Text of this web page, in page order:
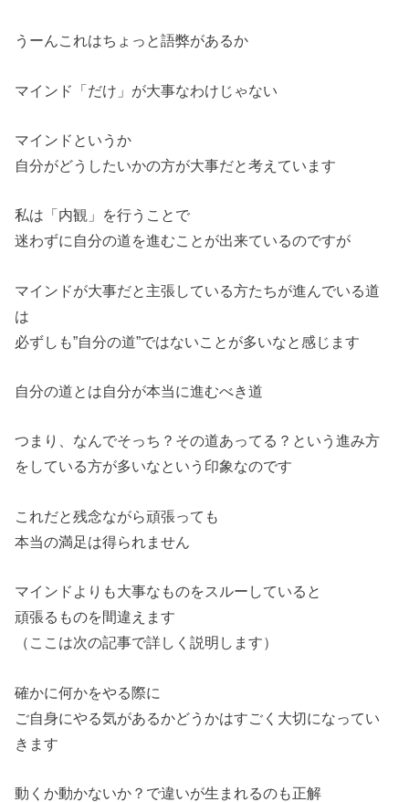
うーんこれはちょっと語弊があるか
マインド「だけ」が大事なわけじゃない
マインドというか
自分がどうしたいかの方が大事だと考えています
私は「内観」を行うことで
迷わずに自分の道を進むことが出来ているのですが
マインドが大事だと主張している方たちが進んでいる道
は
必ずしも”自分の道”ではないことが多いなと感じます
自分の道とは自分が本当に進むべき道
つまり、なんでそっち？その道あってる？という進み方
をしている方が多いなという印象なのです
これだと残念ながら頑張っても
本当の満足は得られません
マインドよりも大事なものをスルーしていると
頑張るものを間違えます
（ここは次の記事で詳しく説明します）
確かに何かをやる際に
ご自身にやる気があるかどうかはすごく大切になってい
きます
動くか動かないか？で違いが生まれるのも正解